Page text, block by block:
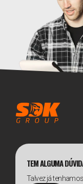
TEM ALGUMA
Talvez já